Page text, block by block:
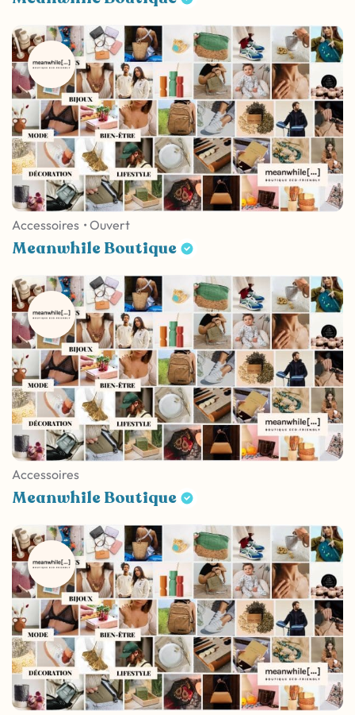
Accessoires • Ouvert
Meanwhile Boutique
Accessoires
Meanwhile Boutique